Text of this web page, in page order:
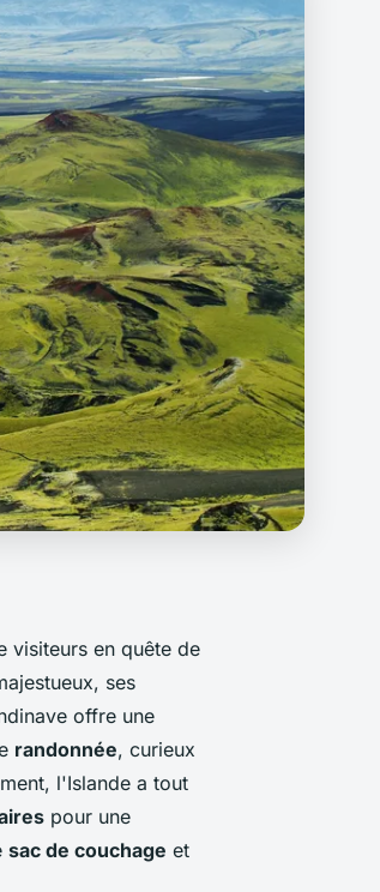
visiteurs en quête de
ses
offre une
randonnée, curieux
l'Islande a tout
pour une
sac de couchage et